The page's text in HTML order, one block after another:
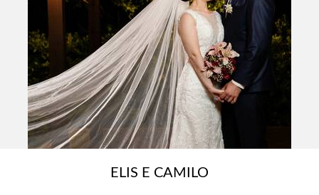
ELIS E CAMILO